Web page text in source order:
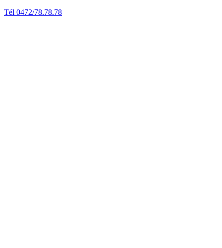
Tél 0472/78.78.78